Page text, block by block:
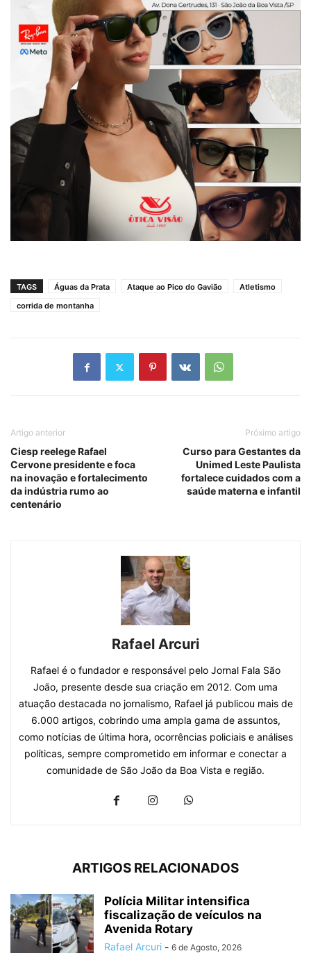
TAGS Águas da Prata Ataque ao Pico do Gavião
Atletismo
corrida de montanha
Artigo anterior
Ciesp reelege Rafael
Cervone presidente e foca
na inovação e fortalecimento
da indústria rumo ao
centenário
Próximo artigo
Curso para Gestantes da
Unimed Leste Paulista
fortalece cuidados com a
saúde materna e infantil
Rafael Arcuri
Rafael é o fundador e responsável pelo Jornal Fala São
João, presente desde sua criação em 2012. Com uma
atuação destacada no jornalismo, Rafael já publicou mais de
6.000 artigos, cobrindo uma ampla gama de assuntos,
como notícias de última hora, ocorrências policiais e análises
políticas, sempre comprometido em informar e conectar a
comunidade de São João da Boa Vista e região.
ARTIGOS RELACIONADOS
Polícia Militar intensifica
fiscalização de veículos na
Avenida Rotary
Rafael Arcuri - 6 de Agosto, 2026